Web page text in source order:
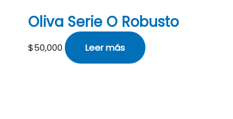
Oliva Serie O Robusto
$50,000 Leer más